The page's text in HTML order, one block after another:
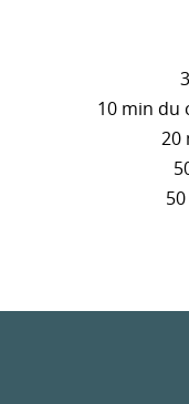
10 min du
20